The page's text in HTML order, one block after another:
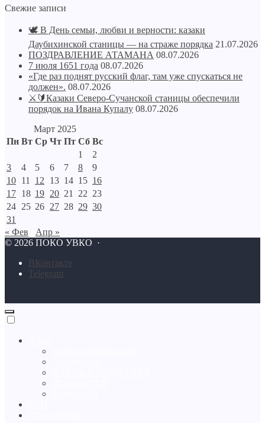
Свежие записи
🕊️ В День семьи, любви и верности: казаки
Даубихинской станицы — на страже порядка 21.07.2026
ПОЗДРАВЛЕНИЕ АТАМАНА 08.07.2026
7 июля 1651 года 08.07.2026
«Где раз поднят русский флаг, там уже спускаться не
должен». 08.07.2026
⚔🔰Казаки Северо-Сучанской станицы обеспечили
порядок на Ивана Купалу 08.07.2026
Март 2025
Пн Вт Ср Чт Пт Сб Вс
1
2
3
4 5 6 7 8
9
10 11 12 13 14 15 16
17 18 19 20 21 22 23
24 25 26 27 28 29 30
31
« Фев
Апр »
© 2026 ПОКО УВКО ·
BКонтакте
Telegram